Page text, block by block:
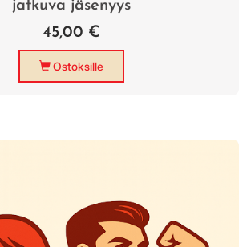
jatkuva jäsenyys
45,00 €
Ostoksille